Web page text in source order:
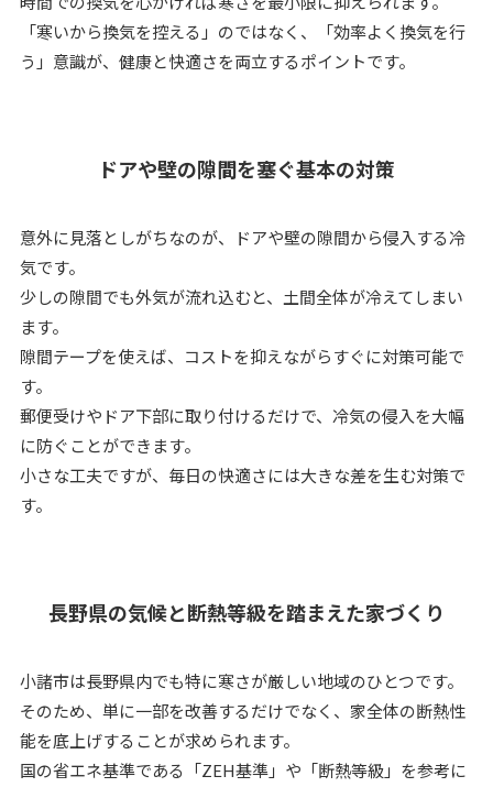
「寒いから換気を控える」のではなく、「効率よく換気を行
う」意識が、健康と快適さを両立するポイントです。
ドアや壁の隙間を塞ぐ基本の対策
意外に見落としがちなのが、ドアや壁の隙間から侵入する冷
気です。
少しの隙間でも外気が流れ込むと、土間全体が冷えてしまい
ます。
隙間テープを使えば、コストを抑えながらすぐに対策可能で
す。
郵便受けやドア下部に取り付けるだけで、冷気の侵入を大幅
に防ぐことができます。
小さな工夫ですが、毎日の快適さには大きな差を生む対策で
す。
長野県の気候と断熱等級を踏まえた家づくり
小諸市は長野県内でも特に寒さが厳しい地域のひとつです。
そのため、単に一部を改善するだけでなく、家全体の断熱性
能を底上げすることが求められます。
国の省エネ基準である「ZEH基準」や「断熱等級」を参考に